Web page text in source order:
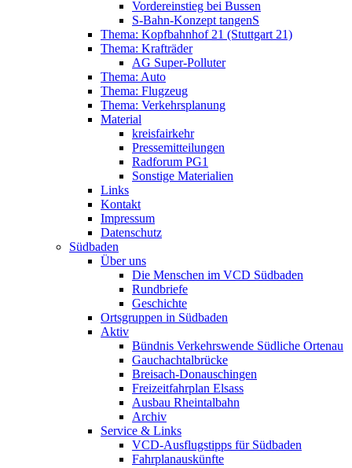
Vordereinstieg bei Bussen
S-Bahn-Konzept tangenS
Thema: Kopfbahnhof 21 (Stuttgart 21)
Thema: Krafträder
AG Super-Polluter
Thema: Auto
Thema: Flugzeug
Thema: Verkehrsplanung
Material
kreisfairkehr
Pressemitteilungen
Radforum PG1
Sonstige Materialien
Links
Kontakt
Impressum
Datenschutz
Südbaden
Über uns
Die Menschen im VCD Südbaden
Rundbriefe
Geschichte
Ortsgruppen in Südbaden
Aktiv
Bündnis Verkehrswende Südliche Ortenau
Gauchachtalbrücke
Breisach-Donauschingen
Freizeitfahrplan Elsass
Ausbau Rheintalbahn
Archiv
Service & Links
VCD-Ausflugstipps für Südbaden
Fahrplanauskünfte